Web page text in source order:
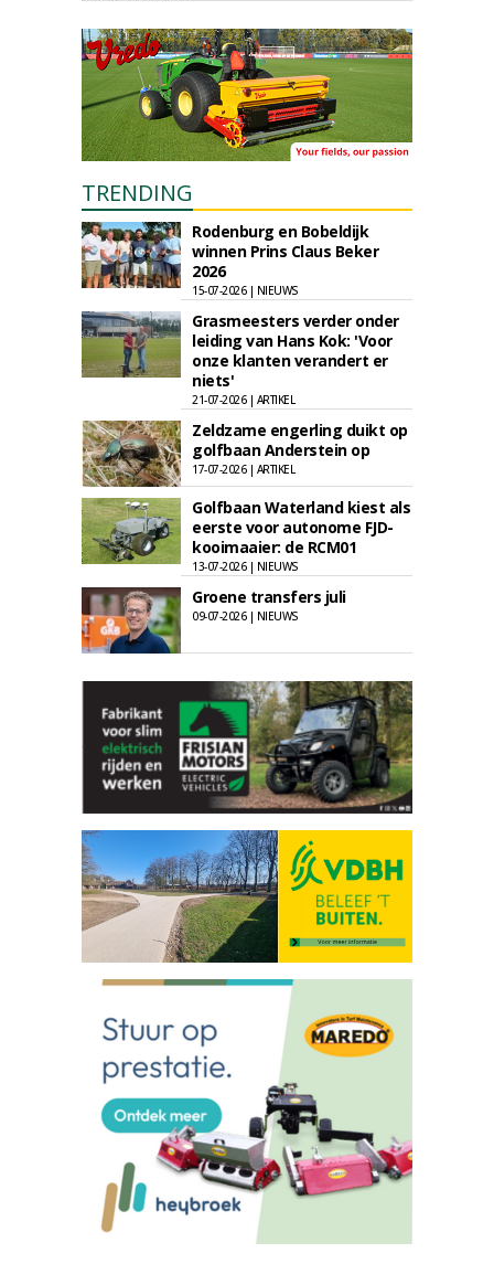
TRENDING
Rodenburg en Bobeldijk
winnen Prins Claus Beker
2026
15-07-2026 | NIEUWS
Grasmeesters verder onder
leiding van Hans Kok: 'Voor
onze klanten verandert er
niets'
21-07-2026 | ARTIKEL
Zeldzame engerling duikt op
golfbaan Anderstein op
17-07-2026 | ARTIKEL
Golfbaan Waterland kiest als
eerste voor autonome FJD-
kooimaaier: de RCM01
13-07-2026 | NIEUWS
Groene transfers juli
09-07-2026 | NIEUWS